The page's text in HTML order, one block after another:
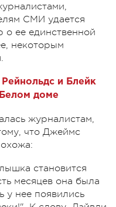
СМИ удается
о ее единственной
некоторым
Рейнольдс и Блейк
доме
журналистам,
что Джеймс
становится
месяцев она была
у нее появились